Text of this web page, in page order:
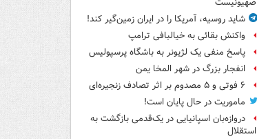
صهیونیست
شاید روسیه، آمریکا را در ایران زمین‌گیر کند!
واکنش بقائی به خیالبافی ترامپ
پاسخ منفی یک لژیونر به باشگاه پرسپولیس
انفجار بزرگ در شهر المخا یمن
۶ فوتی و ۵ مصدوم بر اثر تصادف زنجیره‌ای
ماموریت در حال پایان است!
دروازه‌بان اسپانیایی در یک‌قدمی بازگشت به
استقلال